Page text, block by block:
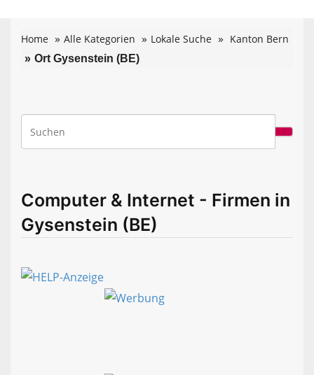
Home Alle Kategorien Lokale Suche Kanton Bern
Ort Gysenstein (BE)
Computer & Internet - Firmen in
Gysenstein (BE)